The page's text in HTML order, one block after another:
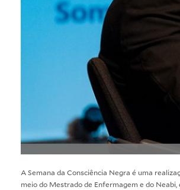
A Semana da Consciência Negra é uma
meio do Mestrado de Enfermagem e do Neabi,